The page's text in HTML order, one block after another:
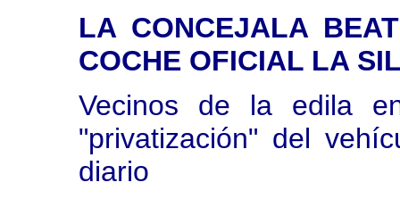
LA CONCEJALA
COCHE OFICIAL LA
Vecinos de la edila
"privatización" del
diario